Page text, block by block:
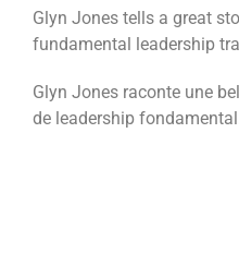
Glyn Jones tells a great
fundamental leadership
Glyn Jones raconte une
de leadership